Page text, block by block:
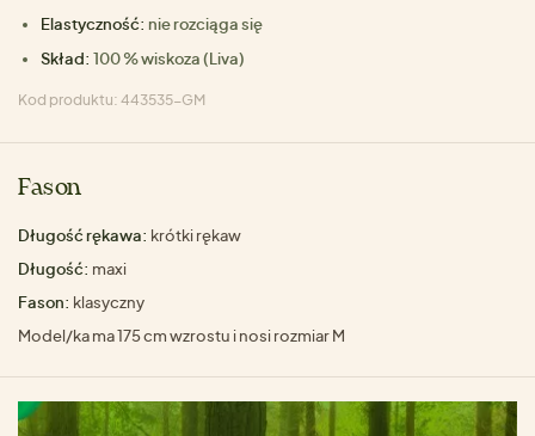
Elastyczność: nie rozciąga się
Skład: 100 % wiskoza (Liva)
Kod produktu: 443535-GM
Fason
Długość rękawa: krótki rękaw
Długość: maxi
Fason: klasyczny
Model/ka ma 175 cm wzrostu i nosi rozmiar M